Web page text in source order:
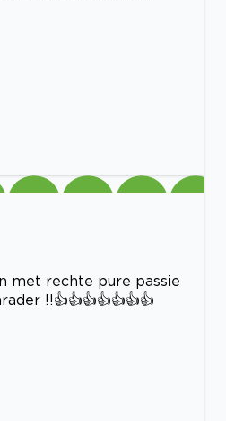
met rechte pure passie
!!👍👍👍👍👍👍👍